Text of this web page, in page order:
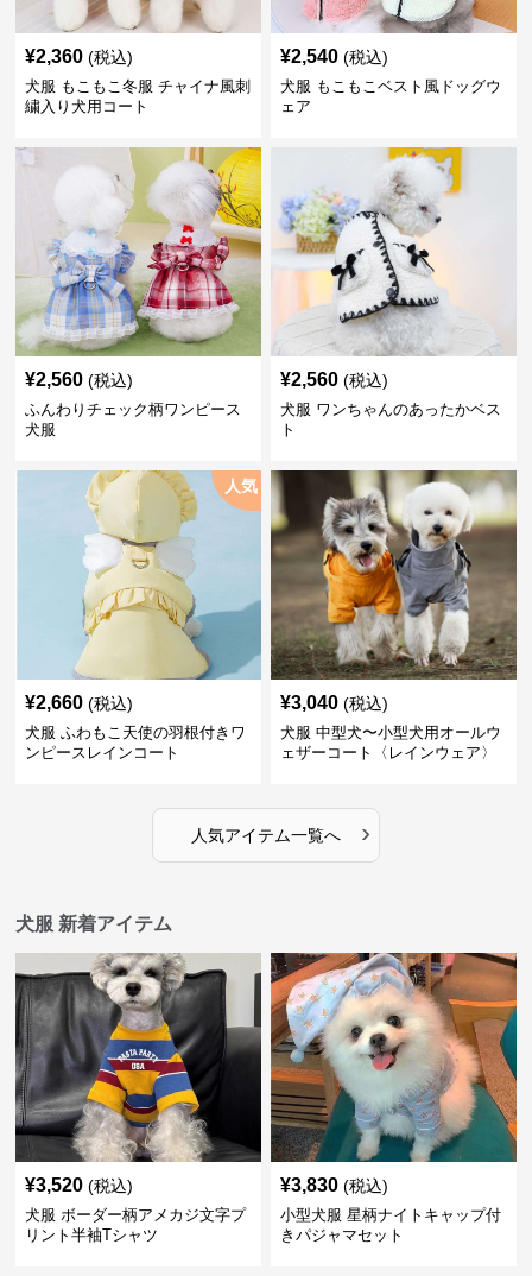
¥2,360 (税込)
犬服 もこもこ冬服 チャイナ風刺
繍入り犬用コート
¥2,540 (税込)
犬服 もこもこベスト風ドッグウ
ェア
¥2,560 (税込)
ふんわりチェック柄ワンピース
犬服
¥2,560 (税込)
犬服 ワンちゃんのあったかベス
ト
人気
¥2,660 (税込)
犬服 ふわもこ天使の羽根付きワ
ンピースレインコート
¥3,040 (税込)
犬服 中型犬〜小型犬用オールウ
ェザーコート〈レインウェア〉
人気アイテム一覧へ ›
犬服 新着アイテム
¥3,520 (税込)
犬服 ボーダー柄アメカジ文字プ
リント半袖Tシャツ
¥3,830 (税込)
小型犬服 星柄ナイトキャップ付
きパジャマセット